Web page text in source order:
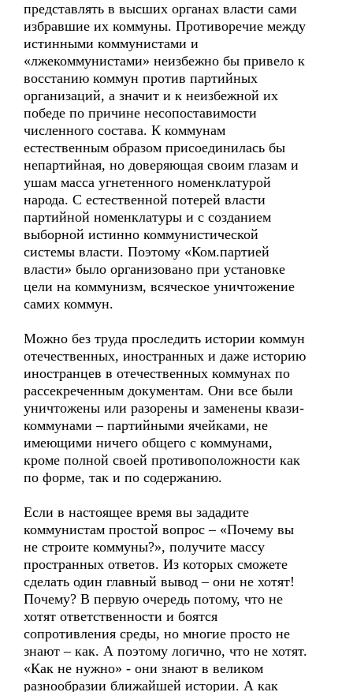
представлять в высших органах власти сами
избравшие их коммуны. Противоречие между
истинными коммунистами и
«лжекоммунистами» неизбежно бы привело к
восстанию коммун против партийных
организаций, а значит и к неизбежной их
победе по причине несопоставимости
численного состава. К коммунам
естественным образом присоединилась бы
непартийная, но доверяющая своим глазам и
ушам масса угнетенного номенклатурой
народа. С естественной потерей власти
партийной номенклатуры и с созданием
выборной истинно коммунистической
системы власти. Поэтому «Ком.партией
власти» было организовано при установке
цели на коммунизм, всяческое уничтожение
самих коммун.
Можно без труда проследить истории коммун
отечественных, иностранных и даже историю
иностранцев в отечественных коммунах по
рассекреченным документам. Они все были
уничтожены или разорены и заменены квази-
коммунами – партийными ячейками, не
имеющими ничего общего с коммунами,
кроме полной своей противоположности как
по форме, так и по содержанию.
Если в настоящее время вы зададите
коммунистам простой вопрос – «Почему вы
не строите коммуны?», получите массу
пространных ответов. Из которых сможете
сделать один главный вывод – они не хотят!
Почему? В первую очередь потому, что не
хотят ответственности и боятся
сопротивления среды, но многие просто не
знают – как. А поэтому логично, что не хотят.
«Как не нужно» - они знают в великом
разнообразии ближайшей истории. А как